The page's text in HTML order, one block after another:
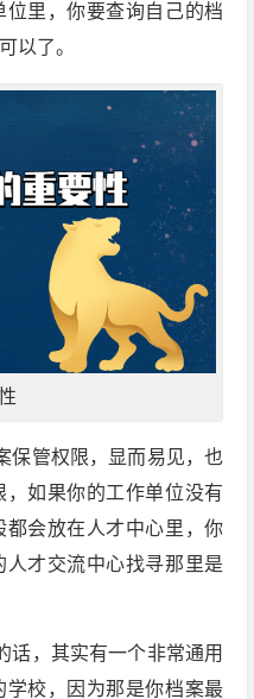
里，你要查询自己的档
以了。
保管权限，显而易见，也
如果你的工作单位没有
会放在人才中心里，你
才交流中心找寻那里是
话，其实有一个非常通用
校，因为那是你档案最